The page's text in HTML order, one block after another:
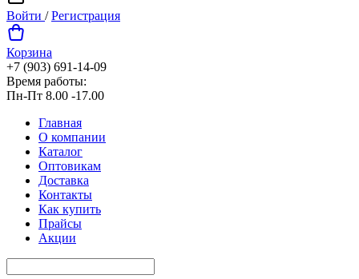
Войти /Регистрация
Корзина
+7 (903) 691-14-09
Время работы:
Пн-Пт 8.00 -17.00
Главная
О компании
Каталог
Оптовикам
Доставка
Контакты
Как купить
Прайсы
Акции